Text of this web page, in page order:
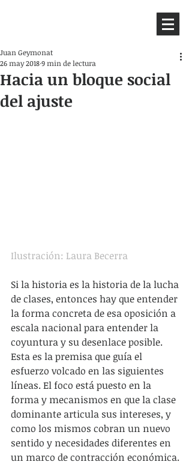
Hacia un bloque social
del ajuste
Juan Geymonat
26 may 20189 min de lectura
Ilustración: Laura Becerra
Si la historia es la historia de la lucha
de clases, entonces hay que entender
la forma concreta de esa oposición a
escala nacional para entender la
coyuntura y su desenlace posible.
Esta es la premisa que guía el
esfuerzo volcado en las siguientes
líneas. El foco está puesto en la
forma y mecanismos en que la clase
dominante articula sus intereses, y
como los mismos cobran un nuevo
sentido y necesidades diferentes en
un marco de contracción económica.